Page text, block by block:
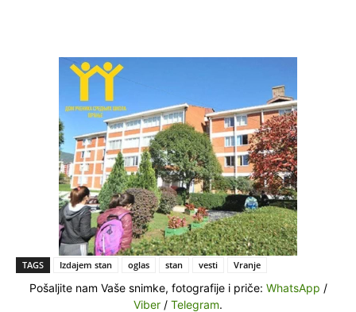
TAGS Izdajem stan oglas stan vesti Vranje
Pošaljite nam Vaše snimke, fotografije i priče: WhatsApp /
Viber / Telegram.